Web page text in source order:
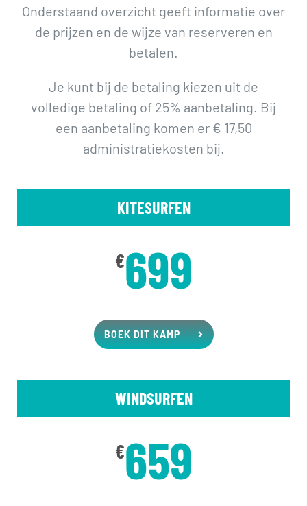
Onderstaand overzicht geeft informatie over
de prijzen en de wijze van reserveren en
betalen.
Je kunt bij de betaling kiezen uit de
volledige betaling of 25% aanbetaling. Bij
een aanbetaling komen er € 17,50
administratiekosten bij.
KITESURFEN
€699
BOEK DIT KAMP
WINDSURFEN
€659